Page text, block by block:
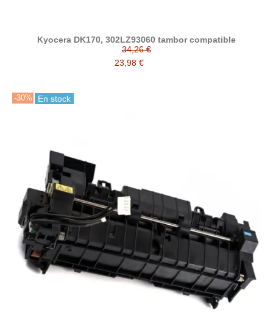
Kyocera DK170, 302LZ93060 tambor compatible
34,26 €
23,98 €
-30% En stock